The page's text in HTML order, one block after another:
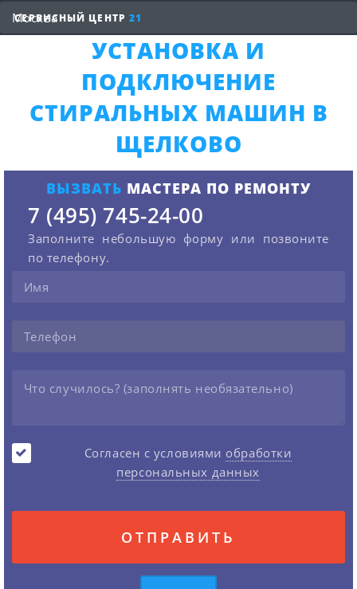
СЕРВИСНЫЙ ЦЕНТР 21
УСТАНОВКА И
ПОДКЛЮЧЕНИЕ
СТИРАЛЬНЫХ МАШИН В
ЩЕЛКОВО
ВЫЗВАТЬ МАСТЕРА ПО РЕМОНТУ
7 (495) 745-24-00
Заполните небольшую форму или позвоните
по телефону.
Согласен с условиями обработки
персональных данных